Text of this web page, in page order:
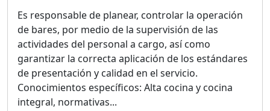
Es responsable de planear, controlar la operación
de bares, por medio de la supervisión de las
actividades del personal a cargo, así como
garantizar la correcta aplicación de los estándares
de presentación y calidad en el servicio.
Conocimientos específicos: Alta cocina y cocina
integral, normativas...